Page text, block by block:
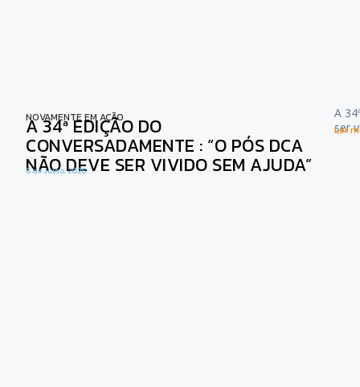
NOVAMENTE EM AÇÃO
A 34ª EDIÇÃO DO
CONVERSADAMENTE : “O PÓS DCA
NÃO DEVE SER VIVIDO SEM AJUDA”
6 de Julho, 2026
A
ser
Ler